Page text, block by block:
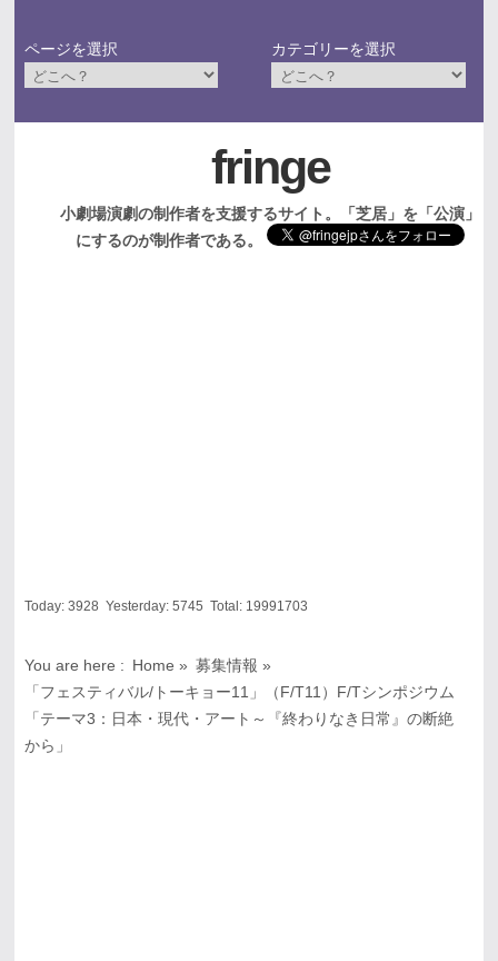
ページを選択 カテゴリーを選択
fringe
小劇場演劇の制作者を支援するサイト。「芝居」を「公演」
にするのが制作者である。
Today: 3928 Yesterday: 5745 Total: 19991703
You are here : Home » 募集情報 »
「フェスティバル/トーキョー11」（F/T11）F/Tシンポジウム
「テーマ3：日本・現代・アート～『終わりなき日常』の断絶
から」